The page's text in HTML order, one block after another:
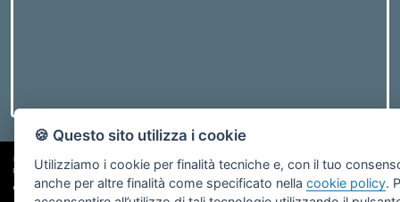
©2019 Bosco Immobiliare | Via V. Veneto, 13 19124 La Spezia - PI
01052310115
Gestisci Cookie Policy- Revoca Consensi
🍪 Questo sito utilizza i cookie
Utilizziamo i cookie per finalità tecniche e, con il tuo
anche per altre finalità come specificato nellacookie policy.